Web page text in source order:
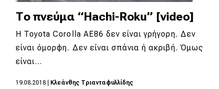
Το πνεύμα “Hachi-Roku” [video]
Η Toyota Corolla AE86 δεν είναι γρήγορη. Δεν
είναι όμορφη. Δεν είναι σπάνια ή ακριβή. Όμως
είναι…
19.08.2018 Κλεάνθης Τριανταφυλλίδης